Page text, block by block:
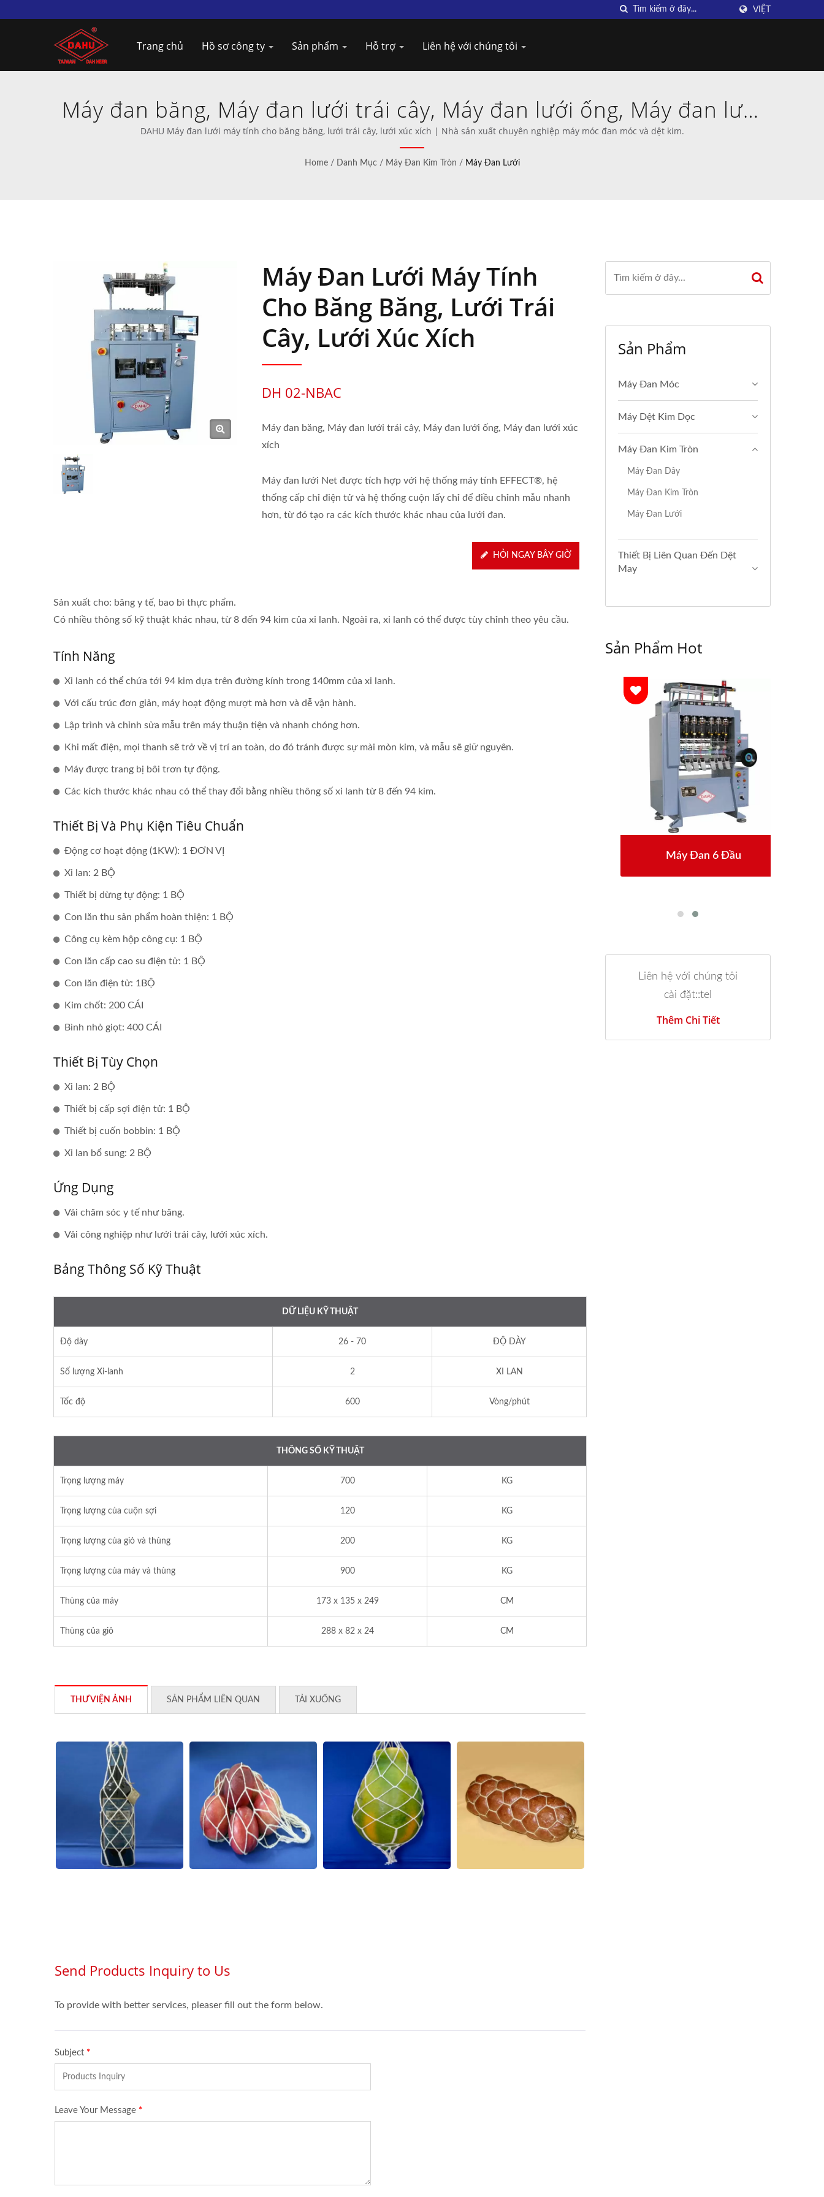
VIỆT
Trang chủ Hồ sơ công ty Sản phẩm Hỗ trợ Liên hệ với chúng tôi
Máy đan băng, Máy đan lưới trái cây, Máy đan lưới ống, Máy đan lưới
xúc xích | Máy dệt sáng tạo từ Taiwan DAHU
DAHU Máy đan lưới máy tính cho băng băng, lưới trái cây, lưới xúc xích | Nhà sản xuất chuyên nghiệp máy móc đan móc và dệt kim.
Home / Danh Mục / Máy Đan Kim Tròn / Máy Đan Lưới
Máy Đan Lưới Máy Tính
Cho Băng Băng, Lưới Trái
Cây, Lưới Xúc Xích
DH 02-NBAC
Máy đan băng, Máy đan lưới trái cây, Máy đan lưới ống, Máy đan lưới xúc
xích
Máy đan lưới Net được tích hợp với hệ thống máy tính EFFECT®, hệ
thống cấp chỉ điện tử và hệ thống cuộn lấy chỉ để điều chỉnh mẫu nhanh
hơn, từ đó tạo ra các kích thước khác nhau của lưới đan.
HỎI NGAY BÂY GIỜ
Sản xuất cho: băng y tế, bao bì thực phẩm.
Có nhiều thông số kỹ thuật khác nhau, từ 8 đến 94 kim của xi lanh. Ngoài ra, xi lanh có thể được tùy chỉnh theo yêu cầu.
Tính Năng
Xi lanh có thể chứa tới 94 kim dựa trên đường kính trong 140mm của xi lanh.
Với cấu trúc đơn giản, máy hoạt động mượt mà hơn và dễ vận hành.
Lập trình và chỉnh sửa mẫu trên máy thuận tiện và nhanh chóng hơn.
Khi mất điện, mọi thanh sẽ trở về vị trí an toàn, do đó tránh được sự mài mòn kim, và mẫu sẽ giữ nguyên.
Máy được trang bị bôi trơn tự động.
Các kích thước khác nhau có thể thay đổi bằng nhiều thông số xi lanh từ 8 đến 94 kim.
Thiết Bị Và Phụ Kiện Tiêu Chuẩn
Động cơ hoạt động (1KW): 1 ĐƠN VỊ
Xi lan: 2 BỘ
Thiết bị dừng tự động: 1 BỘ
Con lăn thu sản phẩm hoàn thiện: 1 BỘ
Công cụ kèm hộp công cụ: 1 BỘ
Con lăn cấp cao su điện tử: 1 BỘ
Con lăn điện tử: 1BỘ
Kim chốt: 200 CÁI
Bình nhỏ giọt: 400 CÁI
Thiết Bị Tùy Chọn
Xi lan: 2 BỘ
Thiết bị cấp sợi điện tử: 1 BỘ
Thiết bị cuốn bobbin: 1 BỘ
Xi lan bổ sung: 2 BỘ
Ứng Dụng
Vải chăm sóc y tế như băng.
Vải công nghiệp như lưới trái cây, lưới xúc xích.
Bảng Thông Số Kỹ Thuật
DỮ LIỆU KỸ THUẬT
Độ dày 26 - 70 ĐỘ DÀY
Số lượng Xi-lanh 2 XI LAN
Tốc độ 600 Vòng/phút
THÔNG SỐ KỸ THUẬT
Trọng lượng máy 700 KG
Trọng lượng của cuộn sợi 120 KG
Trọng lượng của giỏ và thùng 200 KG
Trọng lượng của máy và thùng 900 KG
Thùng của máy 173 x 135 x 249 CM
Thùng của giỏ 288 x 82 x 24 CM
THƯ VIỆN ẢNH SẢN PHẨM LIÊN QUAN TẢI XUỐNG
Sản Phẩm
Máy Đan Móc
Máy Dệt Kim Dọc
Máy Đan Kim Tròn
Máy Đan Dây
Máy Đan Kim Tròn
Máy Đan Lưới
Thiết Bị Liên Quan Đến Dệt
May
Sản Phẩm Hot
Máy Đan Móc Tự Động 30
Máy Đan 6 Đầu
Liên hệ với chúng tôi
cài đặt::tel
Thêm Chi Tiết